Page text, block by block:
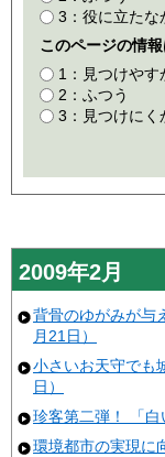
3：役に立たな
このページの情
1：見つけやす
2：ふつう
3：見つけにく
2009年2月
背骨のゆがみが与
月21日）
小さいお天守でも
日）
珍客第二弾！ 「白
環境都市の実現に